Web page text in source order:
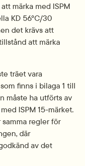
märka med ISPM
KD 56°C/30
det krävs att
att märka
träet vara
finns i bilaga 1 till
måste ha utförts av
ISPM 15-märket.
regler för
där
av det